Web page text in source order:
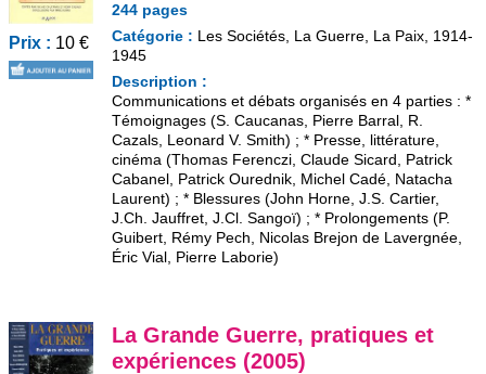
Prix : 10 €
244 pages
Catégorie : Les Sociétés, La Guerre, La Paix, 1914-
1945
Description :
Communications et débats organisés en 4 parties : *
Témoignages (S. Caucanas, Pierre Barral, R.
Cazals, Leonard V. Smith) ; * Presse, littérature,
cinéma (Thomas Ferenczi, Claude Sicard, Patrick
Cabanel, Patrick Ourednik, Michel Cadé, Natacha
Laurent) ; * Blessures (John Horne, J.S. Cartier,
J.Ch. Jauffret, J.Cl. Sangoï) ; * Prolongements (P.
Guibert, Rémy Pech, Nicolas Brejon de Lavergnée,
Éric Vial, Pierre Laborie)
La Grande Guerre, pratiques et
expériences (2005)